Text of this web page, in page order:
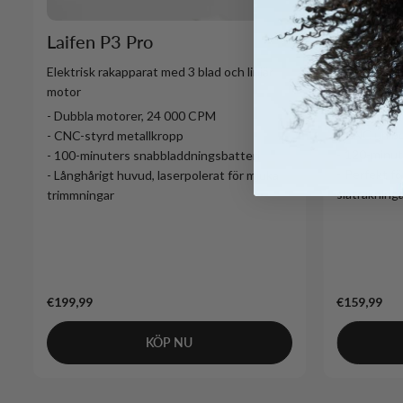
Laifen P3 Pro
Elektrisk rakapparat med 3 blad och linjär
motor
- Dubbla motorer, 24 000 CPM
- CNC-styrd metallkropp
- 100-minuters snabbladdningsbatteri
- Långhårigt huvud, laserpolerat för mjuka
trimmningar
€199,99
KÖP NU
Laifen
Elektrisk
motor
- 12.000
- CNC
- 120-
- Perfekt
€159,99